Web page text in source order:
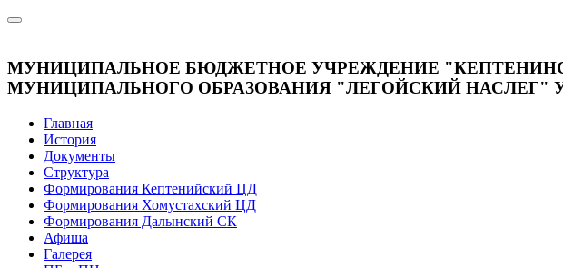
МУНИЦИПАЛЬНОЕ БЮДЖЕТНОЕ УЧРЕЖДЕНИЕ
МУНИЦИПАЛЬНОГО ОБРАЗОВАНИЯ "ЛЕГОЙСКИЙ НАСЛЕГ"
Главная
История
Документы
Структура
Формирования Кептенийский ЦД
Формирования Хомустахский ЦД
Формирования Далынский СК
Афиша
Галерея